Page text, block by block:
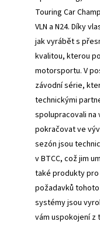
Touring Car
VLN a N24. Díky
jak vyrábět s
kvalitou, kterou
motorsportu. V
závodní série,
technickými
spolupracovali na
pokračovat ve
sezón jsou
v BTCC, což jim
také produkty
požadavků
systémy jsou
vám uspokojení